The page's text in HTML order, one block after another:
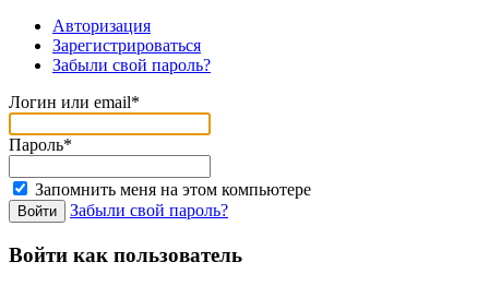
Авторизация
Зарегистрироваться
Забыли свой пароль?
Логин или email*
Пароль*
Запомнить меня на этом компьютере
Забыли свой пароль?
Войти как пользователь